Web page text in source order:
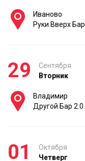
Иваново
Руки Вверх Бар
29
Сентября
Вторник
Владимир
Другой Бар 2.0
01
Октября
Четверг